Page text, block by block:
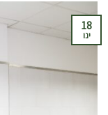
18
ינו